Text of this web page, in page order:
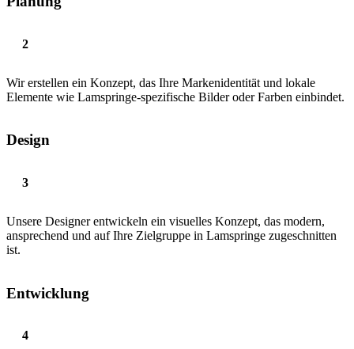
Wir erstellen ein Konzept, das Ihre Markenidentität und lokale
Elemente wie Lamspringe-spezifische Bilder oder Farben einbindet.
Design
Unsere Designer entwickeln ein visuelles Konzept, das modern,
ansprechend und auf Ihre Zielgruppe in Lamspringe zugeschnitten
ist.
Entwicklung